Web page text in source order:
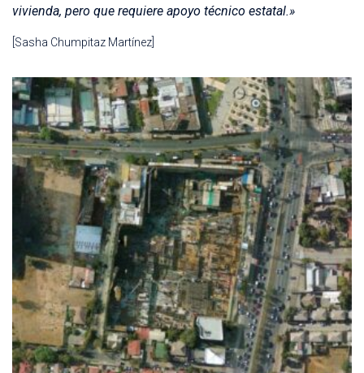
vivienda, pero que requiere apoyo técnico estatal.»
[Sasha Chumpitaz Martínez]